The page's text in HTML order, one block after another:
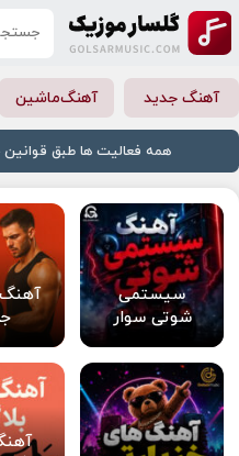
آهنگ جدید آهنگ‌ماشین
همه فعالیت ها طبق
سیستمی
شوتی سوار
آهنگ